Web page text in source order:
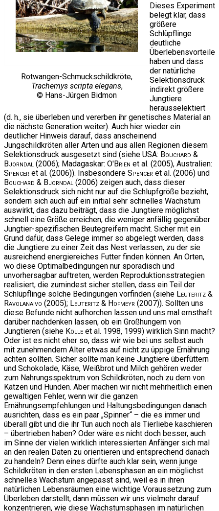
Rotwangen-Schmuckschildkröte,
Trachemys scripta elegans,
© Hans-Jürgen Bidmon
Dieses Experiment
belegt klar, dass
größere
Schlüpflinge
deutliche
Überlebensvorteile
haben und dass
der natürliche
Selektionsdruck
indirekt größere
Jungtiere
herausselektiert
(d. h., sie überleben und vererben ihr genetisches Material an
die nächste Generation weiter). Auch hier wieder ein
deutlicher Hinweis darauf, dass anscheinend
Jungschildkröten aller Arten und aus allen Regionen diesem
Selektionsdruck ausgesetzt sind (siehe USA: Bouchard &
Bjorndal (2006); Madagaskar: O'Brien et al. (2005), Australien:
Spencer et al. (2006)). Insbesondere Spencer et al. (2006) und
Bouchard & Bjorndal (2006) zeigen auch, dass dieser
Selektionsdruck sich nicht nur auf die Schlupfgröße bezieht,
sondern sich auch auf ein initial sehr schnelles Wachstum
auswirkt, das dazu beiträgt, dass die Jungtiere möglichst
schnell eine Größe erreichen, die weniger anfällig gegenüber
Jungtier-spezifischen Beutegreifern macht. Sicher mit ein
Grund dafür, dass Gelege immer so abgelegt werden, dass
die Jungtiere zu einer Zeit das Nest verlassen, zu der sie
ausreichend energiereiches Futter finden können. An Orten,
wo diese Optimalbedingungen nur sporadisch und
unvorhersagbar auftreten, werden Reproduktionsstrategien
realisiert, die zumindest sicher stellen, dass ein Teil der
Schlüpflinge solche Bedingungen vorfinden (siehe Leuteritz &
Ravolanaivo (2005); Leuteritz & Hofmeyr (2007)). Sollten uns
diese Befunde nicht aufhorchen lassen und uns mal ernsthaft
darüber nachdenken lassen, ob ein Großhungern von
Jungtieren (siehe Kölle et al. 1998, 1999) wirklich Sinn macht?
Oder ist es nicht eher so, dass wir wie bei uns selbst auch
mit zunehmendem Alter etwas auf nicht zu üppige Ernährung
achten sollten. Sicher sollte man keine Jungtiere überfüttern
und Schokolade, Käse, Weißbrot und Milch gehören weder
zum Nahrungsspektrum von Schildkröten, noch zu dem von
Katzen und Hunden. Aber machen wir nicht mehrheitlich einen
gewaltigen Fehler, wenn wir die ganzen
Ernährungsempfehlungen und Haltungsbedingungen danach
ausrichten, dass es ein paar „Spinner“ – die es immer und
überall gibt und die ihr Tun auch noch als Tierliebe kaschieren
– übertrieben haben? Oder wäre es nicht doch besser, auch
im Sinne der vielen wirklich interessierten Anfänger sich mal
an den realen Daten zu orientieren und entsprechend danach
zu handeln? Denn eines dürfte auch klar sein, wenn junge
Schildkröten in den ersten Lebensphasen an ein möglichst
schnelles Wachstum angepasst sind, weil es in ihren
natürlichen Lebensräumen eine wichtige Voraussetzung zum
Überleben darstellt, dann müssen wir uns vielmehr darauf
konzentrieren, wie diese Wachstumsphasen im natürlichen